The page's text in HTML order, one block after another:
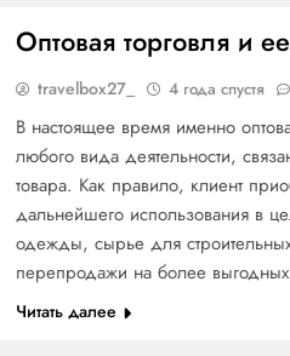
Оптовая торговля и
travelbox27_ 4 года спустя
В настоящее время именно
любого вида деятельности,
товара. Как правило, клиент
дальнейшего использования в
одежды, сырье для
перепродажи на более
Читать далее